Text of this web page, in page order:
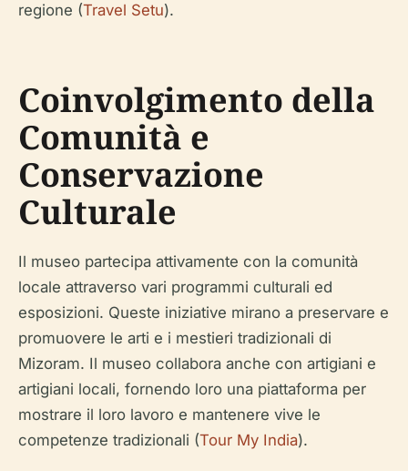
regione (Travel Setu).
Coinvolgimento della
Comunità e
Conservazione
Culturale
Il museo partecipa attivamente con la comunità
locale attraverso vari programmi culturali ed
esposizioni. Queste iniziative mirano a preservare e
promuovere le arti e i mestieri tradizionali di
Mizoram. Il museo collabora anche con artigiani e
artigiani locali, fornendo loro una piattaforma per
mostrare il loro lavoro e mantenere vive le
competenze tradizionali (Tour My India).